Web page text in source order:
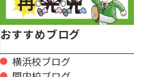
おすすめブログ
横浜校ブログ